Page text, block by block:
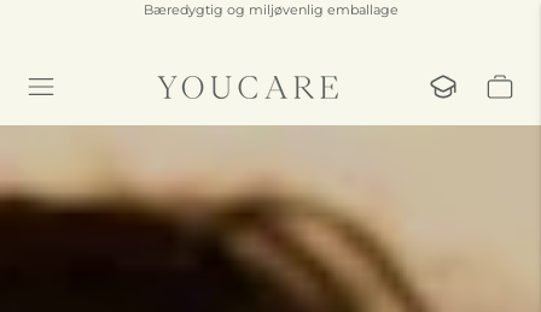
Fri fragt ved køb over 499 kr - Afsendes inden for 1-2 hverdage